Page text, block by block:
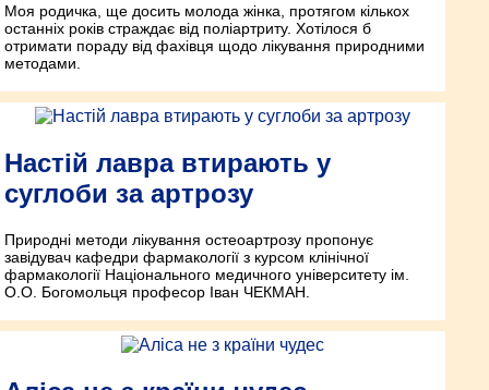
Моя родичка, ще досить молода жінка, протягом кількох
останніх років страждає від поліартриту. Хотілося б
отримати пораду від фахівця щодо лікування природними
методами.
Настій лавра втирають у
суглоби за артрозу
Природні методи лікування остеоартрозу пропонує
завідувач кафедри фармакології з курсом клінічної
фармакології Національного медичного університету ім.
О.О. Богомольця професор Іван ЧЕКМАН.